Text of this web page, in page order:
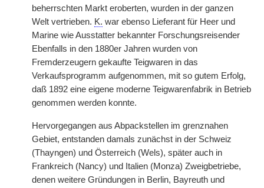
beherrschten Markt eroberten, wurden in der ganzen
Welt vertrieben. K. war ebenso Lieferant für Heer und
Marine wie Ausstatter bekannter Forschungsreisender
Ebenfalls in den 1880er Jahren wurden von
Fremderzeugern gekaufte Teigwaren in das
Verkaufsprogramm aufgenommen, mit so gutem Erfolg,
daß 1892 eine eigene moderne Teigwarenfabrik in Betrieb
genommen werden konnte.
Hervorgegangen aus Abpackstellen im grenznahen
Gebiet, entstanden damals zunächst in der Schweiz
(Thayngen) und Österreich (Wels), später auch in
Frankreich (Nancy) und Italien (Monza) Zweigbetriebe,
denen weitere Gründungen in Berlin, Bayreuth und